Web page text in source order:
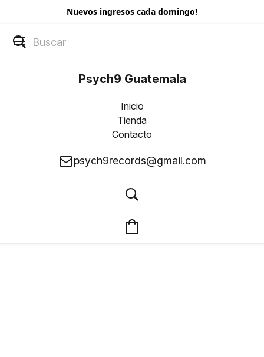
Nuevos ingresos cada domingo!
Psych9 Guatemala
Inicio
Tienda
Contacto
psych9records@gmail.com